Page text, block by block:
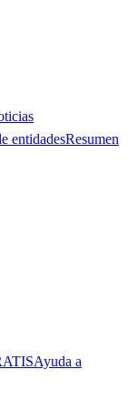
entidadesResumen
Ayuda a